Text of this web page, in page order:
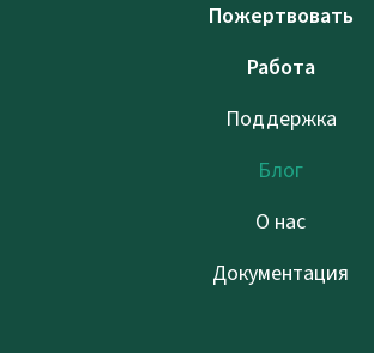
Пожертвовать
Работа
Поддержка
Блог
О нас
Документация